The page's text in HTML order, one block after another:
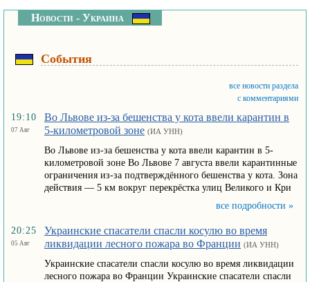
Новости - Украина
События
все новости раздела
с комментариями
19:10
07 Авг
Во Львове из-за бешенства у кота ввели карантин в
5-километровой зоне (ИА УНН)
Во Львове из-за бешенства у кота ввели карантин в 5-
километровой зоне Во Львове 7 августа ввели карантинные
ограничения из-за подтверждённого бешенства у кота. Зона
действия — 5 км вокруг перекрёстка улиц Великого и Кри
все подробности »
20:25
05 Авг
Украинские спасатели спасли косулю во время
ликвидации лесного пожара во Франции (ИА УНН)
Украинские спасатели спасли косулю во время ликвидации
лесного пожара во Франции Украинские спасатели спасли